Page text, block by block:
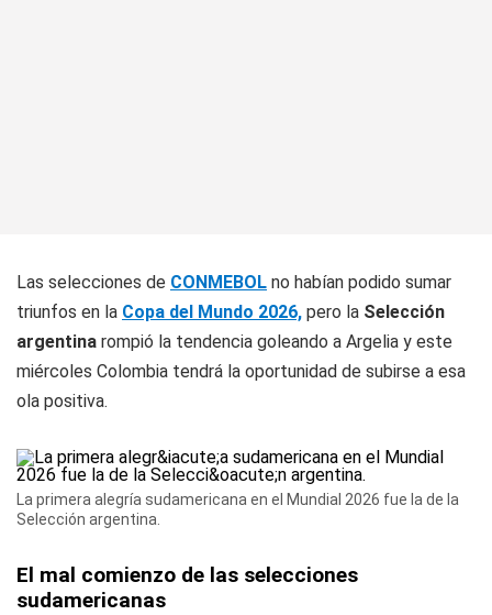
Las selecciones de CONMEBOL no habían podido sumar
triunfos en la Copa del Mundo 2026, pero la Selección
argentina rompió la tendencia goleando a Argelia y este
miércoles Colombia tendrá la oportunidad de subirse a esa
ola positiva.
La primera alegría sudamericana en el Mundial 2026 fue la de la
Selección argentina.
El mal comienzo de las selecciones
sudamericanas